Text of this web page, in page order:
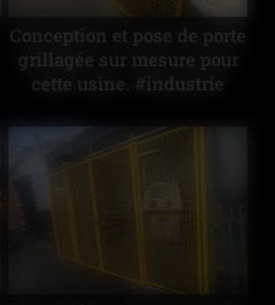
Conception et pose de porte
grillagée sur mesure pour
cette usine. #industrie